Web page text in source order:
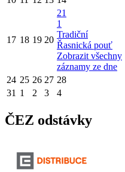
17 18 19 20
21
1
Tradiční
Řasnická pouť
Zobrazit všechny
záznamy ze dne
24 25 26 27 28
31 1 2 3 4
ČEZ odstávky